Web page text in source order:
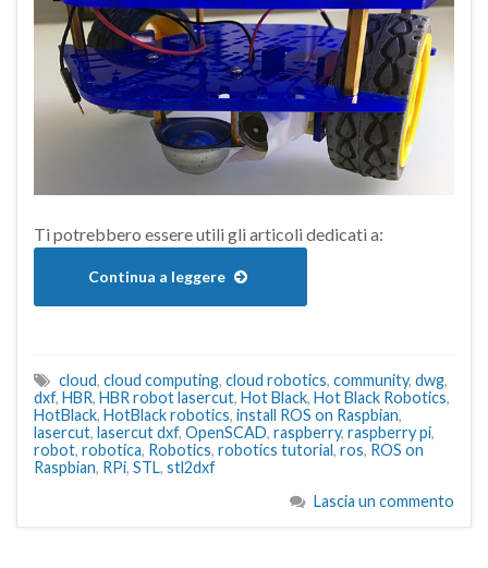
Ti potrebbero essere utili gli articoli dedicati a:
Continua a leggere
cloud, cloud computing, cloud robotics, community, dwg,
dxf, HBR, HBR robot lasercut, Hot Black, Hot Black Robotics,
HotBlack, HotBlack robotics, install ROS on Raspbian,
lasercut, lasercut dxf, OpenSCAD, raspberry, raspberry pi,
robot, robotica, Robotics, robotics tutorial, ros, ROS on
Raspbian, RPi, STL, stl2dxf
Lascia un commento